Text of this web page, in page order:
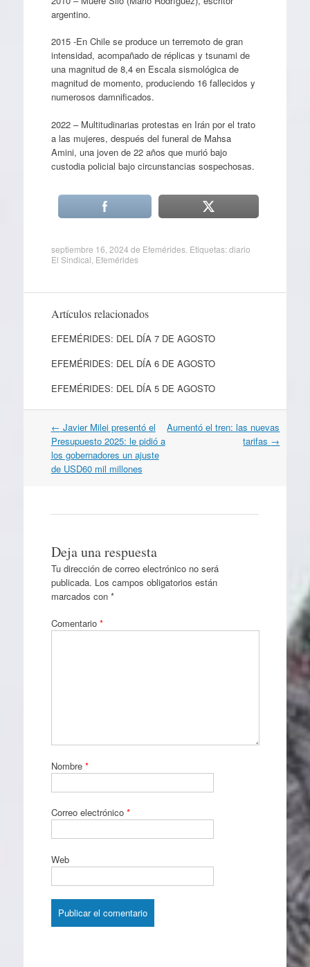
argentino.
2015 -En Chile se produce un terremoto de gran
intensidad, acompañado de réplicas y tsunami de
una magnitud de 8,4 en Escala sismológica de
magnitud de momento, produciendo 16 fallecidos y
numerosos damnificados.
2022 – Multitudinarias protestas en Irán por el trato
a las mujeres, después del funeral de Mahsa
Amini, una joven de 22 años que murió bajo
custodia policial bajo circunstancias sospechosas.
septiembre 16, 2024 de Efemérides. Etiquetas:diario
El Sindical Efemérides
Artículos relacionados
EFEMÉRIDES: DEL DÍA 7 DE AGOSTO
EFEMÉRIDES: DEL DÍA 6 DE AGOSTO
EFEMÉRIDES: DEL DÍA 5 DE AGOSTO
Navegación
por
artículos
← Javier Milei presentó el
Presupuesto 2025: le pidió a
los gobernadores un ajuste
de USD60 mil millones
Aumentó el tren: las nuevas
tarifas →
Deja una respuesta
Tu dirección de correo electrónico no será
publicada. Los campos obligatorios están
marcados con *
Comentario *
Nombre *
Correo electrónico *
Web